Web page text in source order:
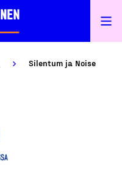
Silentum ja Noise